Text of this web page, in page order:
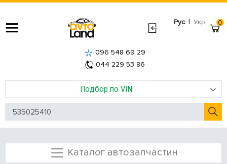
Рус | Укр
Подбор по VIN
096 548 69 29
044 229 53 86
0
Каталог автозапчастин